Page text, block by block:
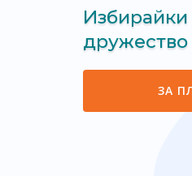
ЗА